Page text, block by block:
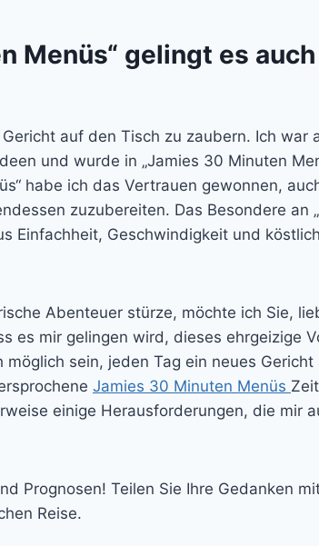
Menüs“ gelingt es auch
auf den Tisch zu zaubern. Ich war
und wurde in „Jamies 30 Minuten
habe ich das Vertrauen gewonnen,
zuzubereiten. Das Besondere an
Einfachheit, Geschwindigkeit und
Abenteuer stürze, möchte ich Sie,
es mir gelingen wird, dieses ehrgeizige
sein, jeden Tag ein neues Gericht
Jamies 30 Minuten Menüs
einige Herausforderungen, die mir
Prognosen! Teilen Sie Ihre Gedanken
Reise.